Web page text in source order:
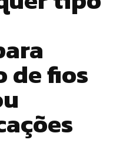
de fios